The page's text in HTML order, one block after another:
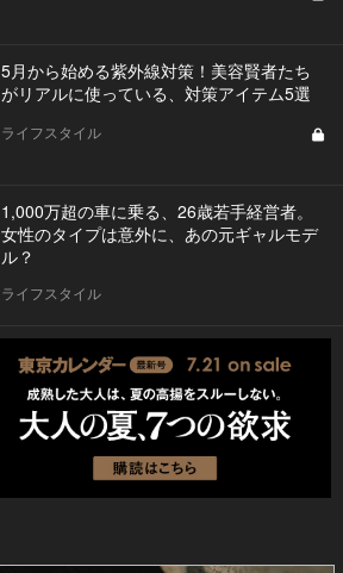
5月から始める紫外線対策！美容賢者たち
がリアルに使っている、対策アイテム5選
ライフスタイル
1,000万超の車に乗る、26歳若手経営者。
女性のタイプは意外に、あの元ギャルモデ
ル？
ライフスタイル